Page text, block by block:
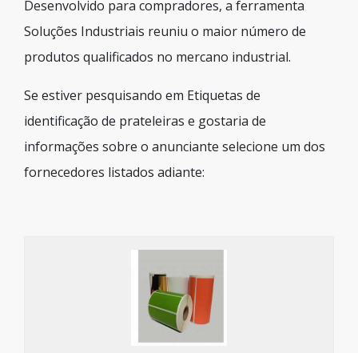
Desenvolvido para compradores, a ferramenta
Soluções Industriais reuniu o maior número de
produtos qualificados no mercano industrial.
Se estiver pesquisando em Etiquetas de
identificação de prateleiras e gostaria de
informações sobre o anunciante selecione um dos
fornecedores listados adiante: